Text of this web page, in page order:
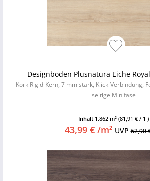
Designboden Plusnatura Eiche
Kork Rigid-Kern, 7 mm stark, Klick-Verbindung,
seitige Minifase
Inhalt 1.862 m² (81,91 € / 1 )
43,99 € /m² UVP62,90